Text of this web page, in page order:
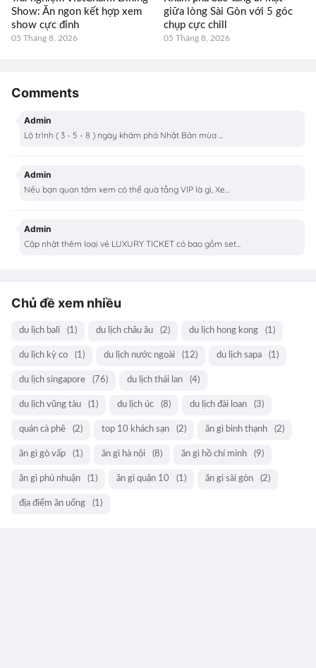
Show: Ăn ngon kết hợp xem
show cực đỉnh
05 Tháng 8, 2026
giữa lòng Sài Gòn với 5 góc
chụp cực chill
05 Tháng 8, 2026
Comments
Admin
Lộ trình ( 3 - 5 - 8 ) ngày khám phá Nhật Bản mùa ...
Admin
Nếu bạn quan tâm xem có thể quà tằng VIP là gì, Xe...
Admin
Cập nhật thêm loại vé LUXURY TICKET có bao gồm set...
Chủ đề xem nhiều
du lịch bali (1) du lịch châu âu (2) du lịch hong kong (1)
du lịch kỳ co (1) du lịch nước ngoài (12) du lịch sapa (1)
du lịch singapore (76) du lịch thái lan (4)
du lịch vũng tàu (1) du lịch úc (8) du lịch đài loan (3)
quán cà phê (2) top 10 khách sạn (2) ăn gì bình thạnh (2)
ăn gì gò vấp (1) ăn gì hà nội (8) ăn gì hồ chí minh (9)
ăn gì phú nhuận (1) ăn gì quận 10 (1) ăn gì sài gòn (2)
địa điểm ăn uống (1)